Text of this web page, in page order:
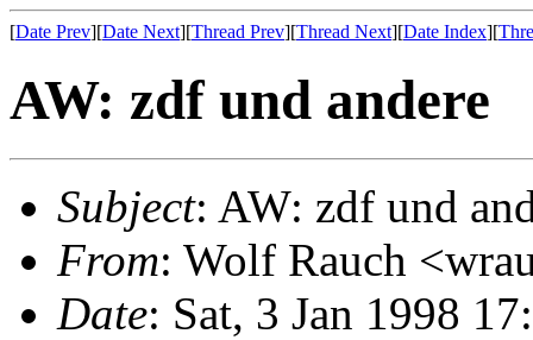
[Date Prev][Date Next][Thread Prev][Thread Next][Date Index][
AW: zdf und andere
Subject: AW: zdf und
From: Wolf Rauch
Date: Sat, 3 Jan 1998